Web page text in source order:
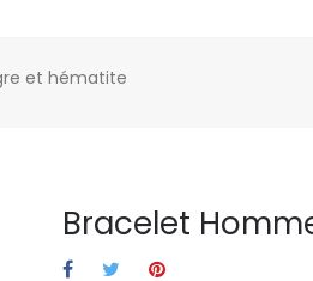
et hématite
Bracelet